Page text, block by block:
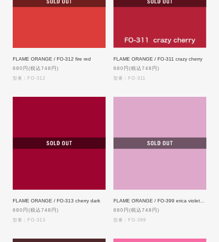
FLAME ORANGE / FO-312 fire red
680円(税込748円)
型番：FO-312
FLAME ORANGE / FO-311 crazy cherry
680円(税込748円)
型番：FO-311
FLAME ORANGE / FO-313 cherry dark
680円(税込748円)
型番：FO-313
680円(税込748円)
型番：FO-399